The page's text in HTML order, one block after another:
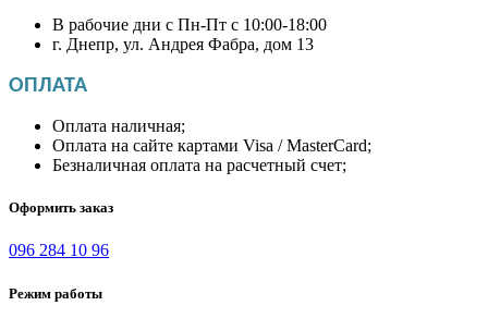
В рабочие дни с Пн-Пт с 10:00-18:00
г. Днепр, ул. Андрея Фабра, дом 13
ОПЛАТА
Оплата наличная;
Оплата на сайте картами Visa / MasterCard;
Безналичная оплата на расчетный счет;
Оформить заказ
096 284 10 96
Режим работы